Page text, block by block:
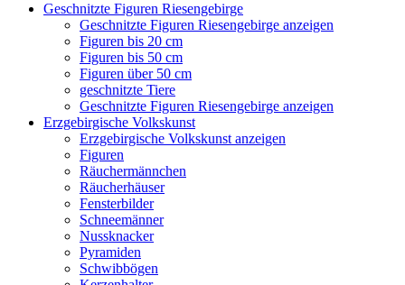
Geschnitzte Figuren Riesengebirge
Geschnitzte Figuren Riesengebirge anzeigen
Figuren bis 20 cm
Figuren bis 50 cm
Figuren über 50 cm
geschnitzte Tiere
Geschnitzte Figuren Riesengebirge anzeigen
Erzgebirgische Volkskunst
Erzgebirgische Volkskunst anzeigen
Figuren
Räuchermännchen
Räucherhäuser
Fensterbilder
Schneemänner
Nussknacker
Pyramiden
Schwibbögen